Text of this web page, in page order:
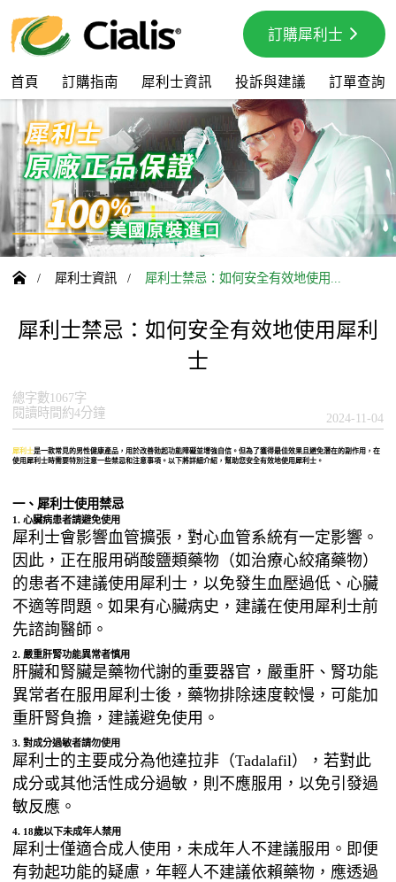
訂購犀利士
首頁 訂購指南 犀利士資訊 投訴與建議 訂單查詢
 / 犀利士資訊 / 犀利士禁忌：如何安全有效地使用...
犀利士禁忌：如何安全有效地使用犀利
士
總字數1067字
閱讀時間約4分鐘
2024-11-04
犀利士是一款常見的男性健康產品，用於改善勃起功能障礙並增強自信。但為了獲得最佳效果且避免潛在的副作用，在
使用犀利士時需要特別注意一些禁忌和注意事項。以下將詳細介紹，幫助您安全有效地使用犀利士。
一、犀利士使用禁忌
1. 心臟病患者請避免使用
犀利士會影響血管擴張，對心血管系統有一定影響。
因此，正在服用硝酸鹽類藥物（如治療心絞痛藥物）
的患者不建議使用犀利士，以免發生血壓過低、心臟
不適等問題。如果有心臟病史，建議在使用犀利士前
先諮詢醫師。
2. 嚴重肝腎功能異常者慎用
肝臟和腎臟是藥物代謝的重要器官，嚴重肝、腎功能
異常者在服用犀利士後，藥物排除速度較慢，可能加
重肝腎負擔，建議避免使用。
3. 對成分過敏者請勿使用
犀利士的主要成分為他達拉非（Tadalafil），若對此
成分或其他活性成分過敏，則不應服用，以免引發過
敏反應。
4. 18歲以下未成年人禁用
犀利士僅適合成人使用，未成年人不建議服用。即便
有勃起功能的疑慮，年輕人不建議依賴藥物，應透過